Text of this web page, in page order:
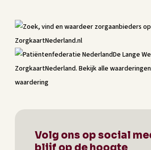
De Lange
ZorgkaartNederland. Bekijk alle waarderingen
waardering
Volg ons op social